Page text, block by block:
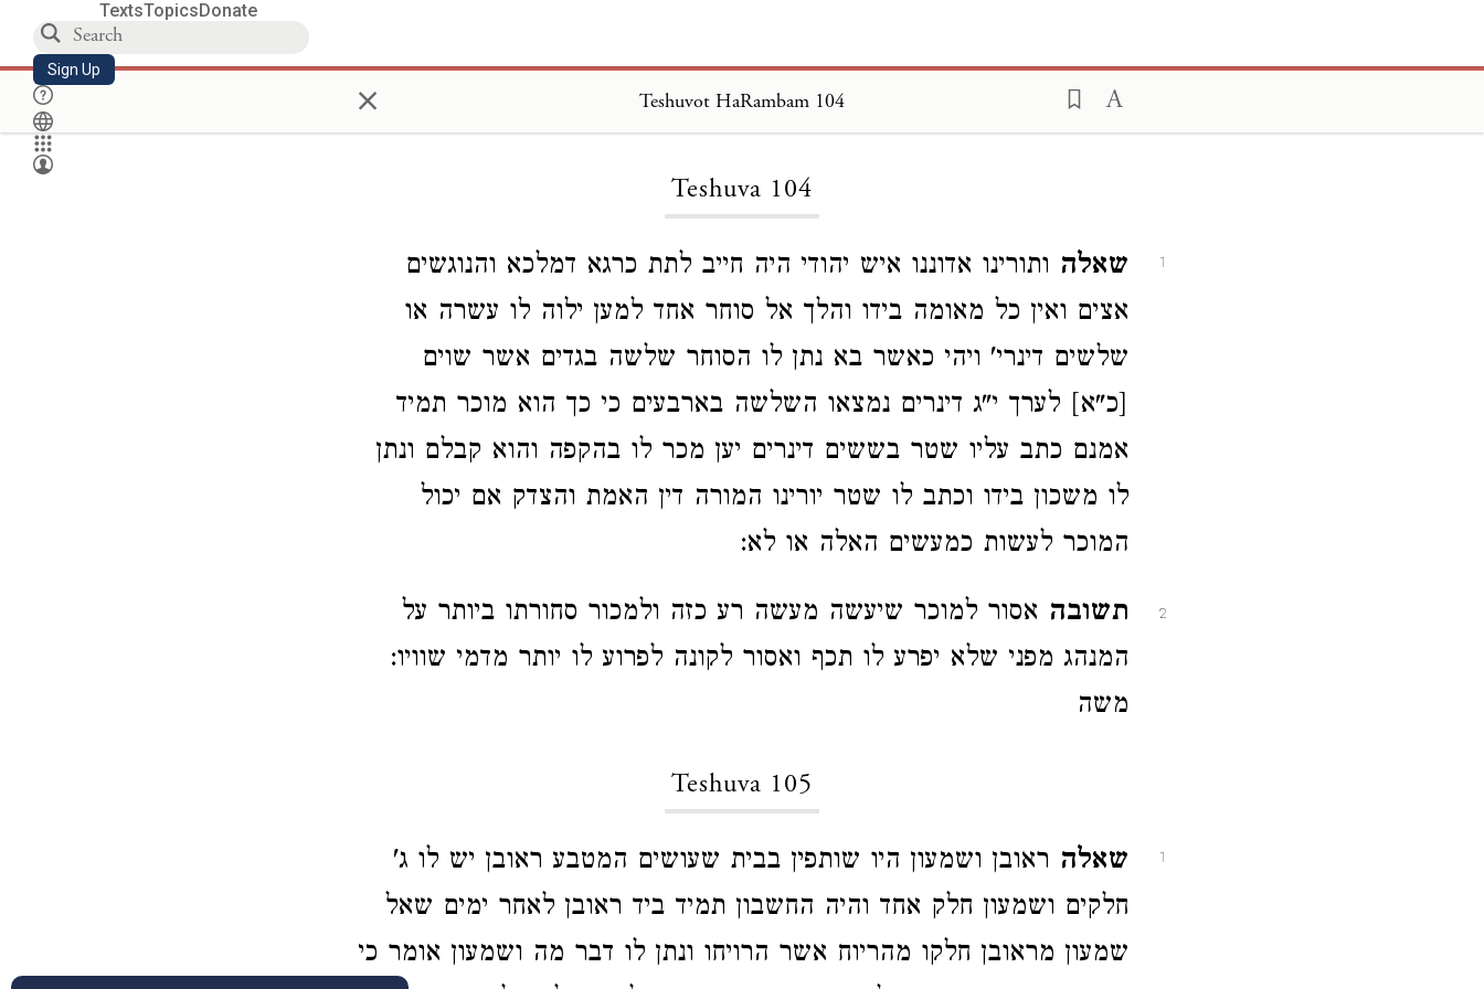
TextsTopicsDonate
Sign Up × Teshuvot HaRambam 104
Teshuva 104
1 שאלה ותורינו אדוננו איש יהודי היה חייב לתת כרגא דמלכא והנוגשים
אצים ואין כל מאומה בידו והלך אל סוחר אחד למען ילוה לו עשרה או
שלשים דינרי' ויהי כאשר בא נתן לו הסוחר שלשה בגדים אשר שוים
[כ"א] לערך י"ג דינרים נמצאו השלשה בארבעים כי כך הוא מוכר תמיד
אמנם כתב עליו שטר בששים דינרים יען מכר לו בהקפה והוא קבלם ונתן
לו משכון בידו וכתב לו שטר יורינו המורה דין האמת והצדק אם יכול
המוכר לעשות כמעשים האלה או לא:
2 תשובה אסור למוכר שיעשה מעשה רע כזה ולמכור סחורתו ביותר על
המנהג מפני שלא יפרע לו תכף ואסור לקונה לפרוע לו יותר מדמי שוויו:
משה
Teshuva 105
1 שאלה ראובן ושמעון היו שותפין בבית שעושים המטבע ראובן יש לו ג'
חלקים ושמעון חלק אחד והיה החשבון תמיד ביד ראובן לאחר ימים שאל
שמעון מראובן חלקו מהריוח אשר הרויחו ונתן לו דבר מה ושמעון אומר כי